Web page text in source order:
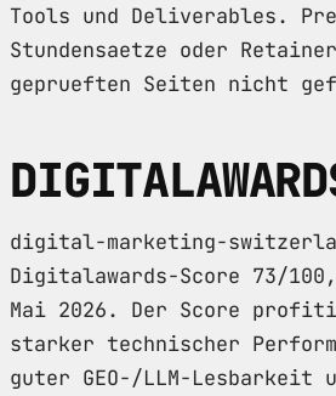
Tools und Deliverables.
Stundensaetze oder
geprueften Seiten nicht
digital-marketing-
Digitalawards-Score 73/100,
Mai 2026. Der Score
starker technischer
guter GEO-/LLM-Lesbarkeit